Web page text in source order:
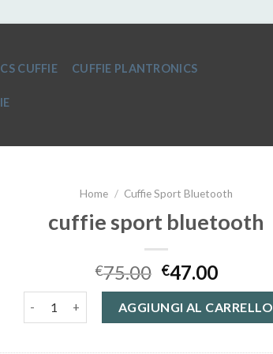
CUFFIE CUFFIE PLANTRONICS
Home / Cuffie Sport Bluetooth
cuffie sport bluetooth
€75.00 €47.00
AGGIUNGI AL CARRELLO